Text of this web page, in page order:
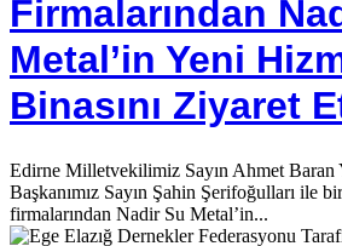
Firmalarından
Metal’in Yeni
Binasını Ziyaret
Edirne Milletvekilimiz Sayın Ahmet Baran
Başkanımız Sayın Şahin Şerifoğulları ile
firmalarından Nadir Su Metal’in...